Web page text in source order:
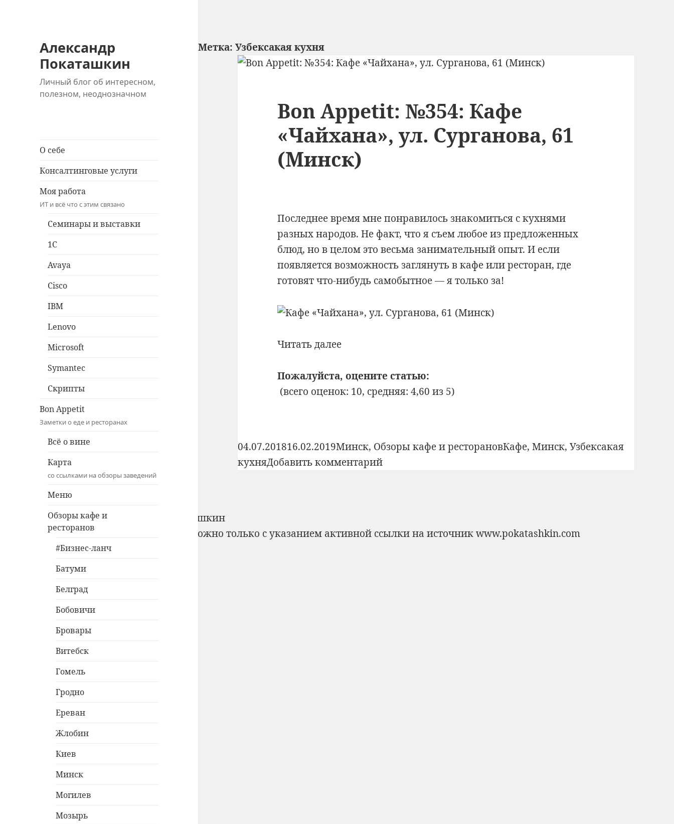
Александр
Покаташкин
Личный блог об интересном,
полезном, неоднозначном
О себе
Консалтинговые услуги
Моя работа
ИТ и всё что с этим связано
Семинары и выставки
1C
Avaya
Cisco
IBM
Lenovo
Microsoft
Symantec
Скрипты
Bon Appetit
Заметки о еде и ресторанах
Всё о вине
Карта
со ссылками на обзоры заведений
Меню
Обзоры кафе и
ресторанов
#Бизнес-ланч
Батуми
Белград
Бобовичи
Бровары
Витебск
Гомель
Гродно
Ереван
Жлобин
Киев
Минск
Могилев
Мозырь
Метка:Узбексакая кухня
Bon Appetit: №354: Кафе
«Чайхана», ул. Сурганова, 61
(Минск)
Последнее время мне понравилось знакомиться с кухнями
разных народов. Не факт, что я съем любое из предложенных
блюд, но в целом это весьма занимательный опыт. И если
появляется возможность заглянуть в кафе или ресторан, где
готовят что-нибудь самобытное — я только за!
Читать далееBon
№354:
Кафе
61
(Минск)
Пожалуйста, оцените статью:
(всего оценок: 10, средняя: 4,60 из 5)
Опубликовано
04.07.201816.02.2019Рубрики
Минск, Обзоры кафе и ресторановМетки
Кафе,Минск,Узбексакая
кухняДобавить комментарийк
Кафе
Copyright © 2010-2026 Александр Покаташкин
Использование материалов с сайта возможно только с указанием активной ссылки на источникwww.pokatashkin.com